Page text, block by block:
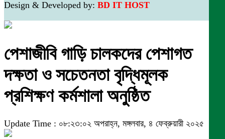
Design & Developed by: BD IT HOST
পেশাজীবি গাড়ি চালকদের পেশাগত
দক্ষতা ও সচেতনতা বৃদ্ধিমূলক
প্রশিক্ষণ কর্মশালা অনুষ্ঠিত
Update Time : ০৮:২৩:০২ অপরাহ্ন, মঙ্গলবার, ৪ ফেব্রুয়ারী ২০২৫